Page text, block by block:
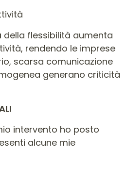
della flessibilità aumenta
rendendo le imprese
scarsa comunicazione
generano criticità
intervento ho posto
alcune mie